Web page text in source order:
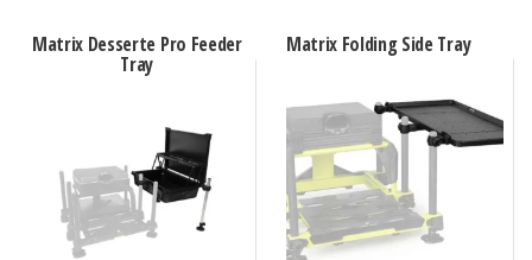
Matrix Desserte Pro Feeder
Tray
Matrix Folding Side Tray